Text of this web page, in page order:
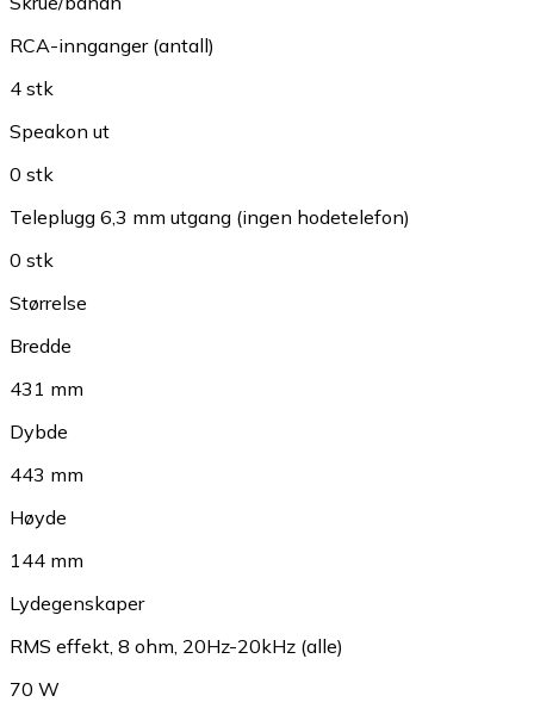
RCA-innganger (antall)
4 stk
Speakon ut
0 stk
Teleplugg 6,3 mm utgang (ingen hodetelefon)
0 stk
Størrelse
Bredde
431 mm
Dybde
443 mm
Høyde
144 mm
Lydegenskaper
RMS effekt, 8 ohm, 20Hz-20kHz (alle)
70 W